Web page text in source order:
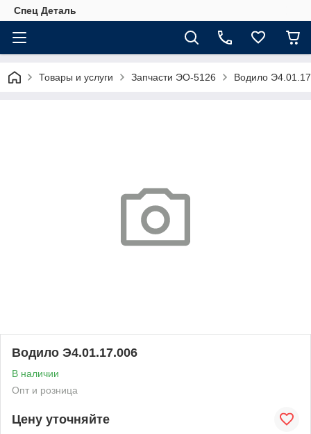
Спец Деталь
Товары и услуги Запчасти ЭО-5126 Водило
Водило Э4.01.17.006
В наличии
Опт и розница
Цену уточняйте